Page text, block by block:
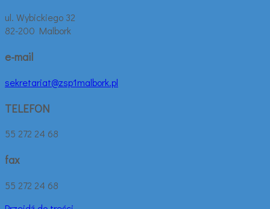
ul. Wybickiego 32
82-200 Malbork
e-mail
sekretariat@zsp1malbork.pl
TELEFON
55 272 24 68
fax
55 272 24 68